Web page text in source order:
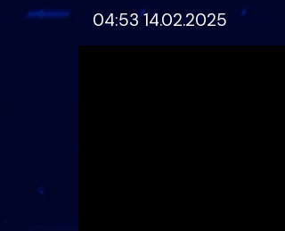
04:53 14.02.2025